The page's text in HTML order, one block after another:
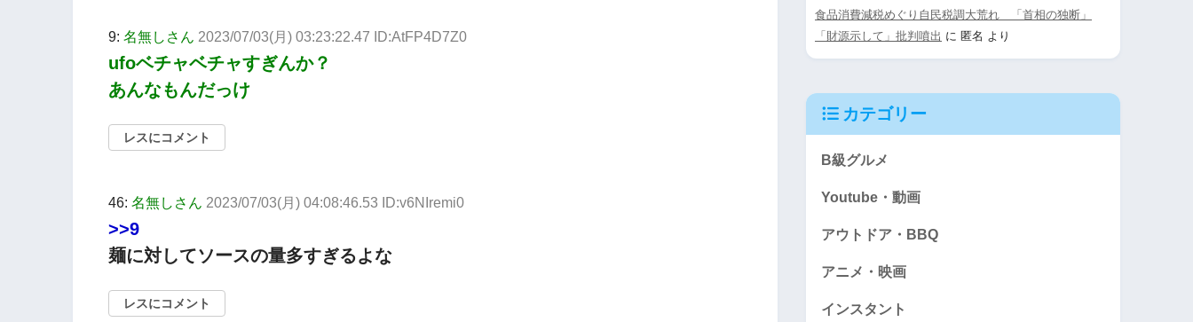
9: 名無しさん 2023/07/03(月) 03:23:22.47 ID:AtFP4D7Z0
ufoベチャベチャすぎんか？
あんなもんだっけ
レスにコメント
46: 名無しさん 2023/07/03(月) 04:08:46.53 ID:v6NIremi0
>>9
麺に対してソースの量多すぎるよな
レスにコメント
食品消費減税めぐり自民税調大荒れ 「首相の独断」
「財源示して」批判噴出 に 匿名 より
カテゴリー
B級グルメ
Youtube・動画
アウトドア・BBQ
アニメ・映画
インスタント